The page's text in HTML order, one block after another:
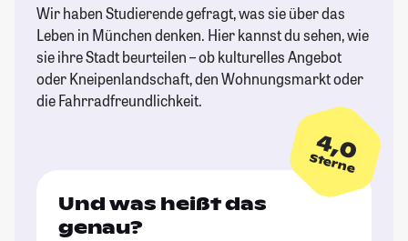
Wir haben Studierende gefragt, was sie über das
Leben in München denken. Hier kannst du sehen, wie
sie ihre Stadt beurteilen – ob kulturelles Angebot
oder Kneipenlandschaft, den Wohnungsmarkt oder
die Fahrradfreundlichkeit.
4,0
Sterne
Und was heißt das
genau?